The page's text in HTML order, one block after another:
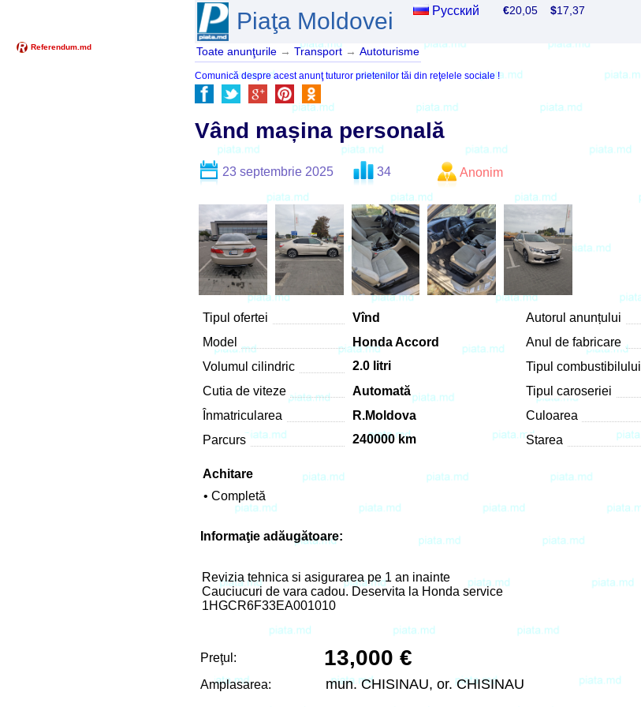
Piaţa Moldovei Русский €20,05$17,37
Toate anunţurile → Transport → Autoturisme
Comunică despre acest anunţ tuturor prietenilor tăi din reţelele sociale !
Vând mașina personală
23 septembrie 2025 34 Anonim
Tipul ofertei Vînd Autorul anunțului
Model
Honda Accord Anul de fabricare
Volumul cilindric
2.0 litri Tipul combustibilului
Cutia de viteze
Automată Tipul caroseriei
Înmatricularea
R.Moldova Culoarea
Parcurs
240000 km Starea
Achitare
• Completă
Informaţie adăugătoare:
Revizia tehnica si asigurarea pe 1 an inainte
Cauciucuri de vara cadou. Deservita la Honda service
1HGCR6F33EA001010
Preţul: 13,000 €
Amplasarea: mun. CHISINAU, or. CHISINAU